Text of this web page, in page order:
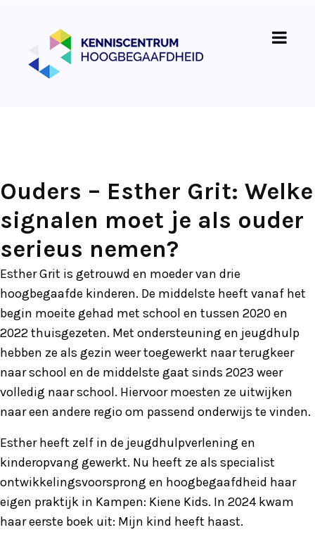
Ouders – Esther Grit: Welke
signalen moet je als ouder
serieus nemen?
Esther Grit is getrouwd en moeder van drie
hoogbegaafde kinderen. De middelste heeft vanaf het
begin moeite gehad met school en tussen 2020 en
2022 thuisgezeten. Met ondersteuning en jeugdhulp
hebben ze als gezin weer toegewerkt naar terugkeer
naar school en de middelste gaat sinds 2023 weer
volledig naar school. Hiervoor moesten ze uitwijken
naar een andere regio om passend onderwijs te vinden.
Esther heeft zelf in de jeugdhulpverlening en
kinderopvang gewerkt. Nu heeft ze als specialist
ontwikkelingsvoorsprong en hoogbegaafdheid haar
eigen praktijk in Kampen: Kiene Kids. In 2024 kwam
haar eerste boek uit: Mijn kind heeft haast.